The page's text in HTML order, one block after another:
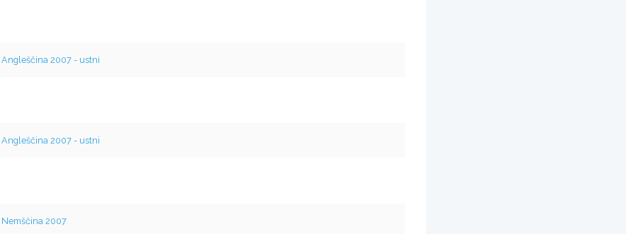
Angleščina 2007 - ustni
Angleščina 2007 - ustni
Nemščina 2007